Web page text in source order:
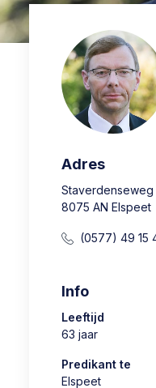
Adres
Staverdenseweg
8075 AN Elspeet
(0577) 49 15
Info
Leeftijd
63 jaar
Predikant te
Elspeet